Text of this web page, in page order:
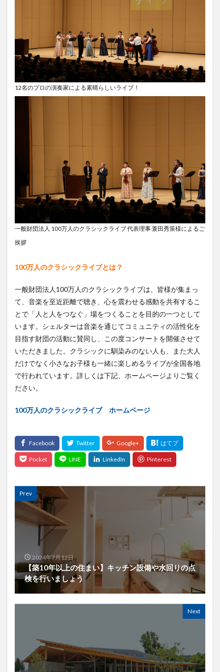
12名のプロの演奏家による素晴らしいライブ！
一般財団法人 100万人のクラシックライブ 代表理事 蓑田秀策様によるご
挨拶
100万人のクラシックライブとは？
一般財団法人100万人のクラシックライブは、皆様が集まっ
て、音楽を至近距離で聴き、心を震わせる感動を共有するこ
とで「人と人をつなぐ」場をつくることを目的の一つとして
います。シェルターは音楽を通じてコミュニティの活性化を
目指す財団の活動に賛同し、この度コンサートを開催させて
いただきました。クラシックに馴染みのない人も、また大人
だけでなく小さなお子様も一緒に楽しめるライブが全国各地
で行われています。詳しくは下記、ホームページよりご覧く
ださい。
100万人のクラシックライブ ホームページ
Prev
2024年7月12日
【築10年以上の住まい】キッチン設備や水回りの点
検を行いましょう
Next